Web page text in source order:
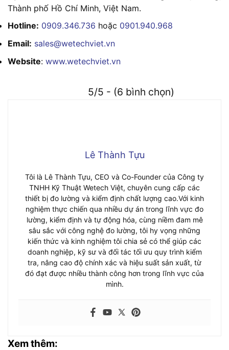
Thành phố Hồ Chí Minh, Việt Nam.
Hotline: 0909.346.736 hoặc 0901.940.968
Email: sales@wetechviet.vn
Website: www.wetechviet.vn
5/5 - (6 bình chọn)
Lê Thành Tựu
Tôi là Lê Thành Tựu, CEO và Co-Founder của Công ty
TNHH Kỹ Thuật Wetech Việt, chuyên cung cấp các
thiết bị đo lường và kiểm định chất lượng cao.Với kinh
nghiệm thực chiến qua nhiều dự án trong lĩnh vực đo
lường, kiểm định và tự động hóa, cùng niềm đam mê
sâu sắc với công nghệ đo lường, tôi hy vọng những
kiến thức và kinh nghiệm tôi chia sẻ có thể giúp các
doanh nghiệp, kỹ sư và đối tác tối ưu quy trình kiểm
tra, nâng cao độ chính xác và hiệu suất sản xuất, từ
đó đạt được nhiều thành công hơn trong lĩnh vực của
mình.
Xem thêm: